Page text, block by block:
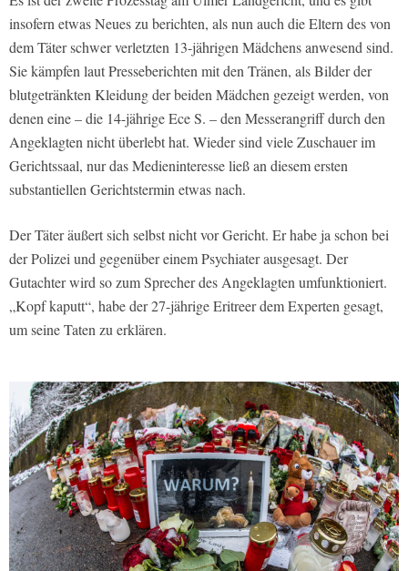
insofern etwas Neues zu berichten, als nun auch die Eltern des von
dem Täter schwer verletzten 13-jährigen Mädchens anwesend sind.
Sie kämpfen laut Presseberichten mit den Tränen, als Bilder der
blutgetränkten Kleidung der beiden Mädchen gezeigt werden, von
denen eine – die 14-jährige Ece S. – den Messerangriff durch den
Angeklagten nicht überlebt hat. Wieder sind viele Zuschauer im
Gerichtssaal, nur das Medieninteresse ließ an diesem ersten
substantiellen Gerichtstermin etwas nach.
Der Täter äußert sich selbst nicht vor Gericht. Er habe ja schon bei
der Polizei und gegenüber einem Psychiater ausgesagt. Der
Gutachter wird so zum Sprecher des Angeklagten umfunktioniert.
„Kopf kaputt“, habe der 27-jährige Eritreer dem Experten gesagt,
um seine Taten zu erklären.